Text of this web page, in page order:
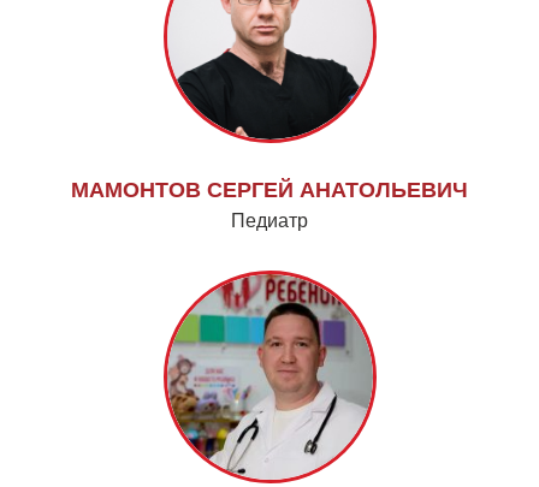
МАМОНТОВ СЕРГЕЙ АНАТОЛЬЕВИЧ
Педиатр